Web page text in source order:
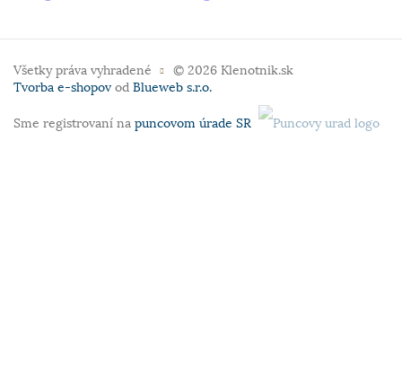
Všetky práva vyhradené
© 2026 Klenotnik.sk
Tvorba e-shopov od Blueweb s.r.o.
Sme registrovaní na puncovom úrade SR